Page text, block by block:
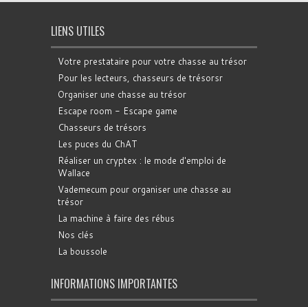
LIENS UTILES
Votre prestataire pour votre chasse au trésor
Pour les lecteurs, chasseurs de trésorsr
Organiser une chasse au trésor
Escape room - Escape game
Chasseurs de trésors
Les puces du ChAT
Réaliser un cryptex : le mode d'emploi de
Wallace
Vademecum pour organiser une chasse au
trésor
La machine à faire des rébus
Nos clés
La boussole
INFORMATIONS IMPORTANTES